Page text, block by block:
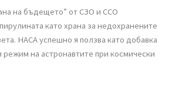
на бъдещето” от СЗО и ССО
като храна за недохранените
НАСА успешно я ползва като добавка
режим на астронавтите при космически